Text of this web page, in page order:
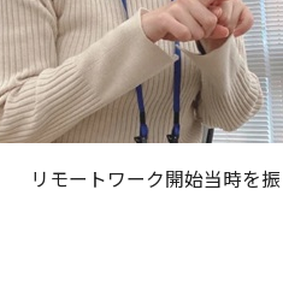
リモートワーク開始当時を